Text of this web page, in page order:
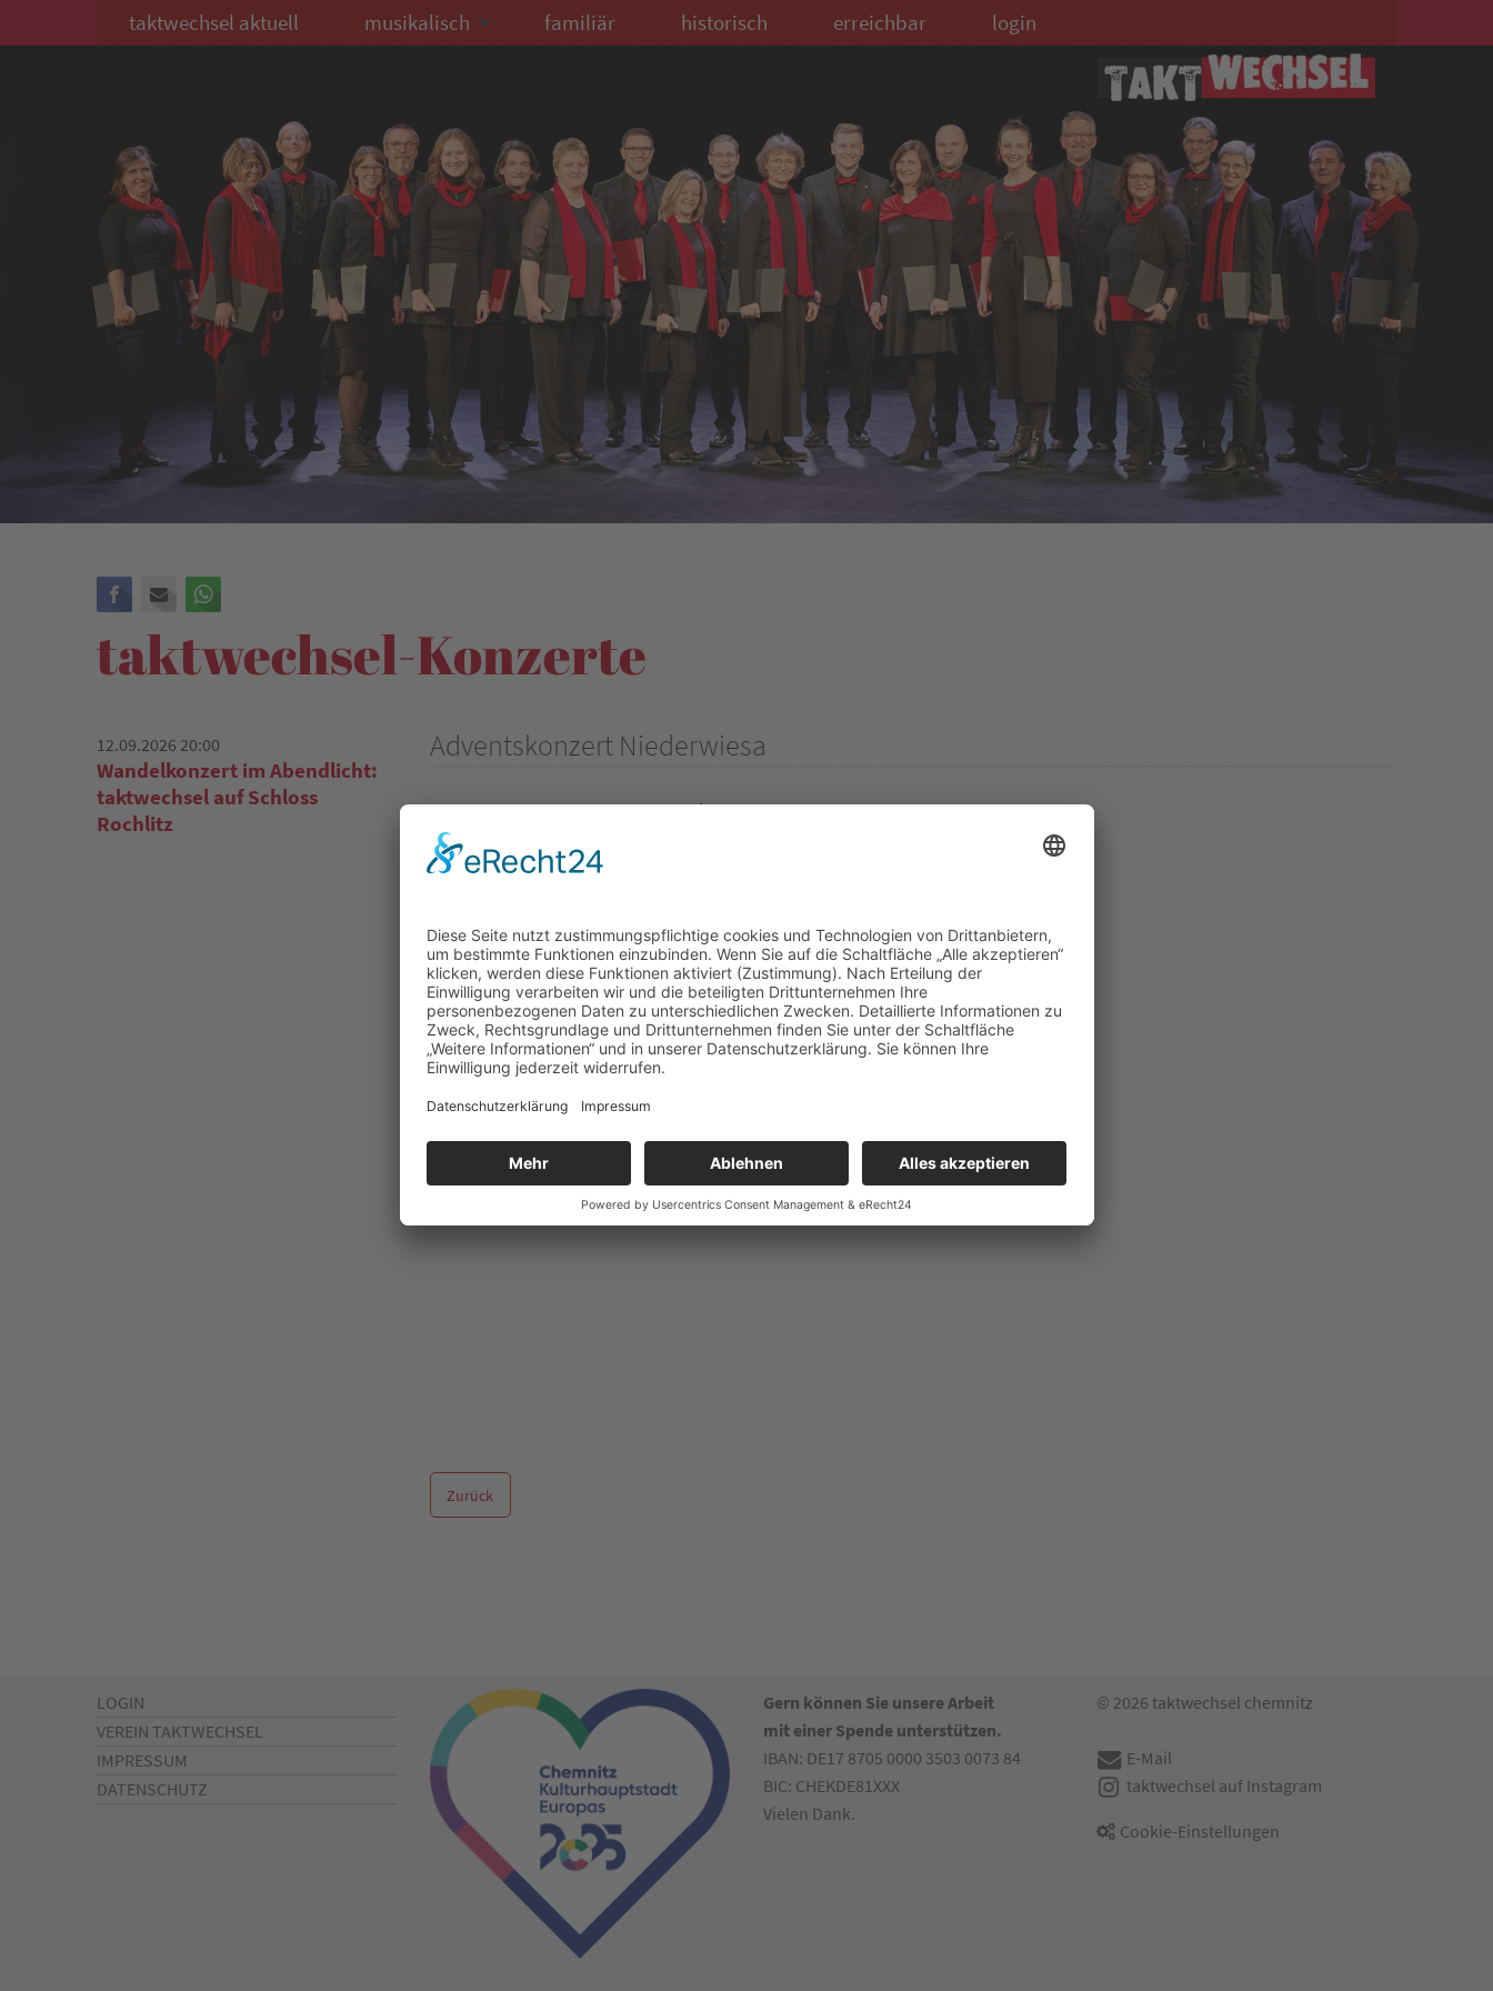
taktwechsel aktuell musikalisch familiär historisch erreichbar login
Facebook
E-mail
taktwechsel-Konzerte
12.09.2026 20:00
Wandelkonzert im Abendlicht:
taktwechsel auf Schloss
Rochlitz
Adventskonzert Niederwiesa
Wann:04.12.2022 17:00–18:30 Uhr
Wo:Kirche Niederwiesa
Zurück
LOGIN
VEREIN TAKTWECHSEL
IMPRESSUM
DATENSCHUTZ
Gern können Sie unsere Arbeit
mit einer Spende unterstützen.
IBAN: DE17 8705 0000 3503 0073 84
BIC: CHEKDE81XXX
Vielen Dank.
© 2026 taktwechsel chemnitz
E-Mail
taktwechsel auf Instagram
Cookie-Einstellungen